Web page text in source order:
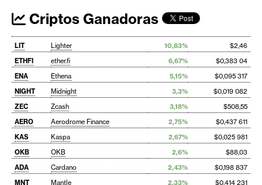
Criptos Ganadoras
LIT Lighter 10,83%
$2,46
ETHFI
ether.fi 6,67%
$0,383 04
ENA
Ethena 5,15%
$0,095 317
NIGHT
Midnight 3,3%
$0,019 082
ZEC
Zcash 3,18%
$508,55
AERO
Aerodrome Finance 2,75%
$0,437 611
KAS
Kaspa 2,67%
$0,025 981
OKB
OKB 2,6%
$88,03
ADA
Cardano 2,43%
$0,198 837
MNT
Mantle 2,33% $0,414 231